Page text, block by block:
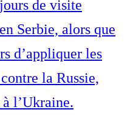
de visite
Serbie, alors que
d’appliquer les
la Russie,
l’Ukraine.